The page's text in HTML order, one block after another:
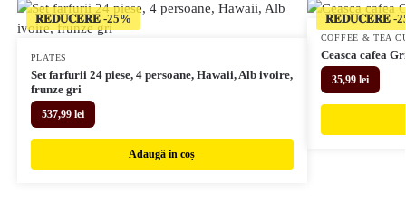
𝐑𝐄𝐃𝐔𝐂𝐄𝐑𝐄
PLATES
Set farfurii 24 piese, 4 persoane, Hawaii, Alb ivoire,
frunze gri
537,99 lei
Adaugă în coș
𝐑𝐄𝐃𝐔𝐂𝐄𝐑𝐄
COFFEE & TEA
Ceasca cafea
35,99 lei